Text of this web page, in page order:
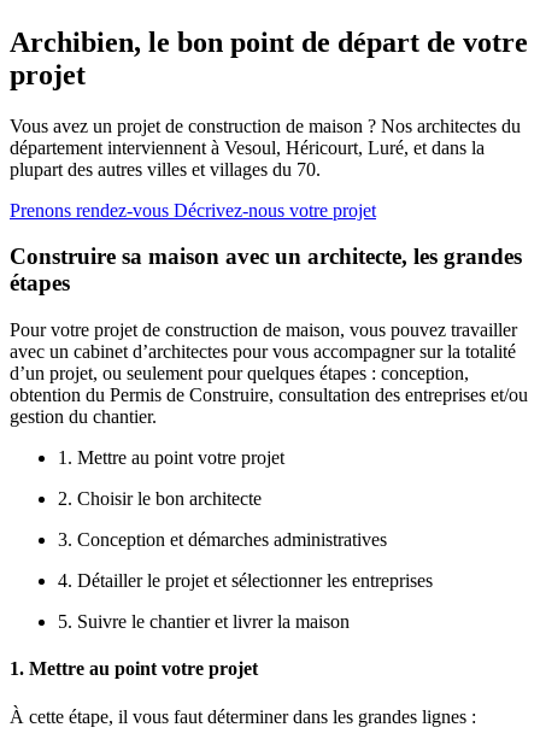
Archibien, le bon point de départ de votre
projet
Vous avez un projet de construction de maison ? Nos architectes du
département interviennent à Vesoul, Héricourt, Luré, et dans la
plupart des autres villes et villages du 70.
Prenons rendez-vous Décrivez-nous votre projet
Construire sa maison avec un architecte, les grandes
étapes
Pour votre projet de construction de maison, vous pouvez travailler
avec un cabinet d’architectes pour vous accompagner sur la totalité
d’un projet, ou seulement pour quelques étapes : conception,
obtention du Permis de Construire, consultation des entreprises et/ou
gestion du chantier.
1. Mettre au point votre projet
2. Choisir le bon architecte
3. Conception et démarches administratives
4. Détailler le projet et sélectionner les entreprises
5. Suivre le chantier et livrer la maison
1. Mettre au point votre projet
À cette étape, il vous faut déterminer dans les grandes lignes :